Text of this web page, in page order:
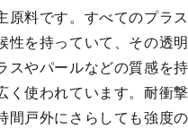
原料です。すべてのプラ
性を持っていて、その透
スやパールなどの質感を
使われています。耐衝
間戸外にさらしても強度